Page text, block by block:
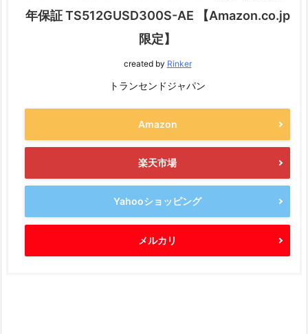
年保証 TS512GUSD300S-AE 【Amazon.co.jp
限定】
created by Rinker
トランセンドジャパン
Amazon
楽天市場
Yahooショッピング
メルカリ